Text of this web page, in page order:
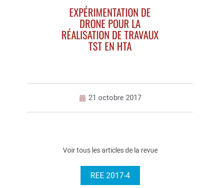
EXPÉRIMENTATION DE
DRONE POUR LA
RÉALISATION DE TRAVAUX
TST EN HTA
21 octobre 2017
Voir tous les articles de la revue
REE 2017-4